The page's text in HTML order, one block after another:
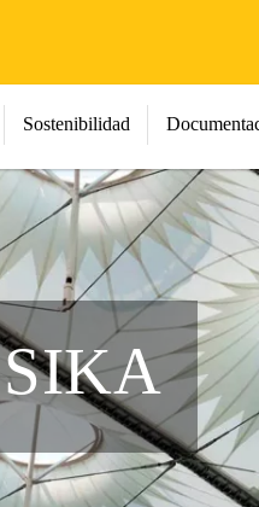
Sostenibilidad